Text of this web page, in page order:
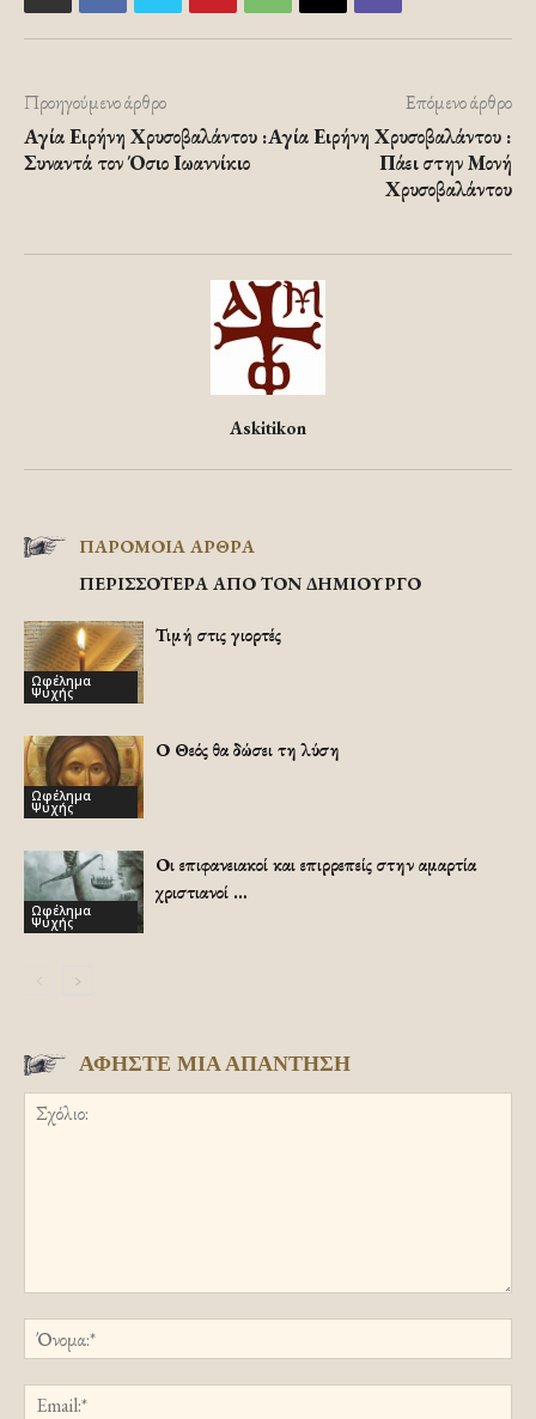
Προηγούμενο άρθρο
Αγία Ειρήνη Χρυσοβαλάντου :
Συναντά τον Όσιο Ιωαννίκιο
Επόμενο άρθρο
Αγία Ειρήνη Χρυσοβαλάντου :
Πάει στην Μονή
Χρυσοβαλάντου
Askitikon
ΠΑΡΟΜΟΙΑ ΑΡΘΡΑ
ΠΕΡΙΣΣΟΤΕΡΑ ΑΠΟ ΤΟΝ ΔΗΜΙΟΥΡΓΟ
Ωφέλημα
Ψυχής
Τιμή στις γιορτές
Ωφέλημα
Ψυχής
Ο Θεός θα δώσει τη λύση
Ωφέλημα
Ψυχής
Οι επιφανειακοί και επιρρεπείς στην αμαρτία
χριστιανοί …
ΑΦΗΣΤΕ ΜΙΑ ΑΠΑΝΤΗΣΗ